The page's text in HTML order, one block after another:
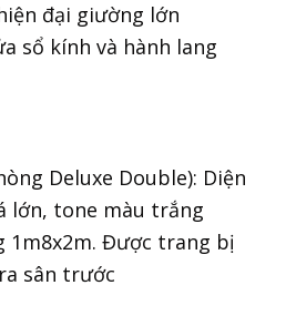
đại giường lớn
sổ kính và hành lang
Deluxe Double): Diện
lớn, tone màu trắng
1m8x2m. Được trang bị
sân trước